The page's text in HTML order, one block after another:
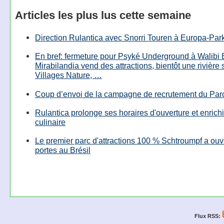
Articles les plus lus cette semaine
Direction Rulantica avec Snorri Touren à Europa-
En bref: fermeture pour Psyké Underground à Walibi
Mirabilandia vend des attractions, bientôt une rivière
Villages Nature, …
Coup d’envoi de la campagne de recrutement du
Rulantica prolonge ses horaires d'ouverture et
culinaire
Le premier parc d'attractions 100 % Schtroumpf a
portes au Brésil
Flux RSS: